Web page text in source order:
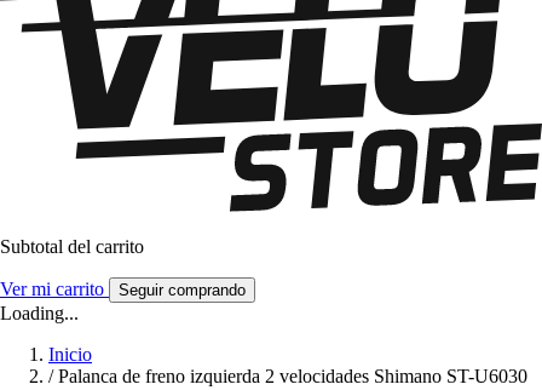
Subtotal del carrito
Ver mi carrito Seguir comprando
Loading...
Inicio
/ Palanca de freno izquierda 2 velocidades Shimano ST-U6030